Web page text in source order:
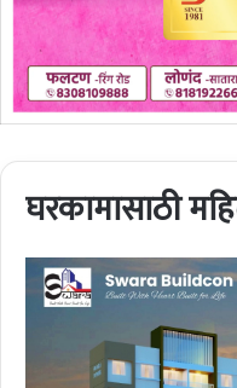
घरकामासाठी